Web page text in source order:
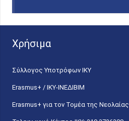
Χρήσιμα
Σύλλογος Υποτρόφων ΙΚΥ
Erasmus+ / ΙΚΥ-ΙΝΕΔΙΒΙΜ
Erasmus+ για τον Τομέα της Νεολαίας